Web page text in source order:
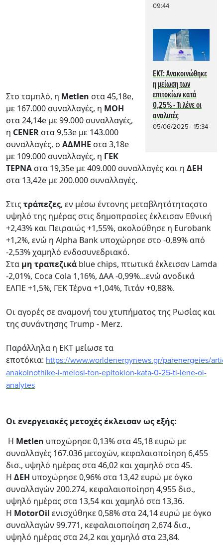
09:44
ΕΚΤ: Ανακοινώθηκε
η μείωση των
επιτοκίων κατά
0,25% - Τι λένε οι
αναλυτές
05/06/2025 - 15:34
Στο ταμπλό, η Metlen στα 45,18e,
με 167.000 συναλλαγές, η ΜΟΗ
στα 24,14e με 99.000 συναλλαγές,
η CENER στα 9,53e με 143.000
συναλλαγές, ο ΑΔΜΗΕ στα 3,18e
με 109.000 συναλλαγές, η ΓΕΚ
ΤΕΡΝΑ στα 19,35e με 409.000 συναλλαγές και η ΔΕΗ
στα 13,42e με 200.000 συναλλαγές.
Στιςτράπεζες, εν μέσω έντονης μεταβλητότηταςστο
υψηλό της ημέρας στις δημοπρασίες έκλεισαν Εθνική
+2,43% και Πειραιώς +1,55%, ακολούθησε η Eurobank
+1,2%, ενώ η Alpha Bank υποχώρησε στο -0,89% από
-2,53% χαμηλό ενδοσυνεδριακό.
Στα μη τραπεζικά blue chips, πτωτικά έκλεισαν Lamda
-2,01%, Coca Cola 1,16%, ΔΑΑ -0,99%...ενώ ανοδικά
ΕΛΠΕ +1,5%, ΓΕΚ Τέρνα +1,04%, Τιτάν +0,88%.
Oι αγορές σε αναμονή του χτυπήματος της Ρωσίας και
της συνάντησης Trump - Merz.
Παράλληλα η EKT μείωσε τα
εποτόκια: https://www.worldenergynews.gr/parenergeies/
anakoinothike-i-meiosi-ton-epitokion-kata-0-25-ti-lene-oi-
analytes
Οι ενεργειακές μετοχές έκλεισαν ως εξής:
Η Μetlen υποχώρησε 0,13% στα 45,18 ευρώ με
συναλλαγές 167.036 μετοχών, κεφαλαιοποίηση 6,455
δισ., υψηλό ημέρας στα 46,02 και χαμηλό στα 45.
H ΔΕΗ υποχώρησε 0,96% στα 13,42 ευρώ με όγκο
συναλλαγών 200.274, κεφαλαιοποίηση 4,955 δισ.,
υψηλό ημέρας στα 13,54 και χαμηλό στα 13,36.
Η MotorOil ενισχύθηκε 0,58% στα 24,14 ευρώ με όγκο
συναλλαγών 99.771, κεφαλαιοποίηση 2,674 δισ.,
υψηλό ημέρας στα 24,2 και χαμηλό στα 23,84.